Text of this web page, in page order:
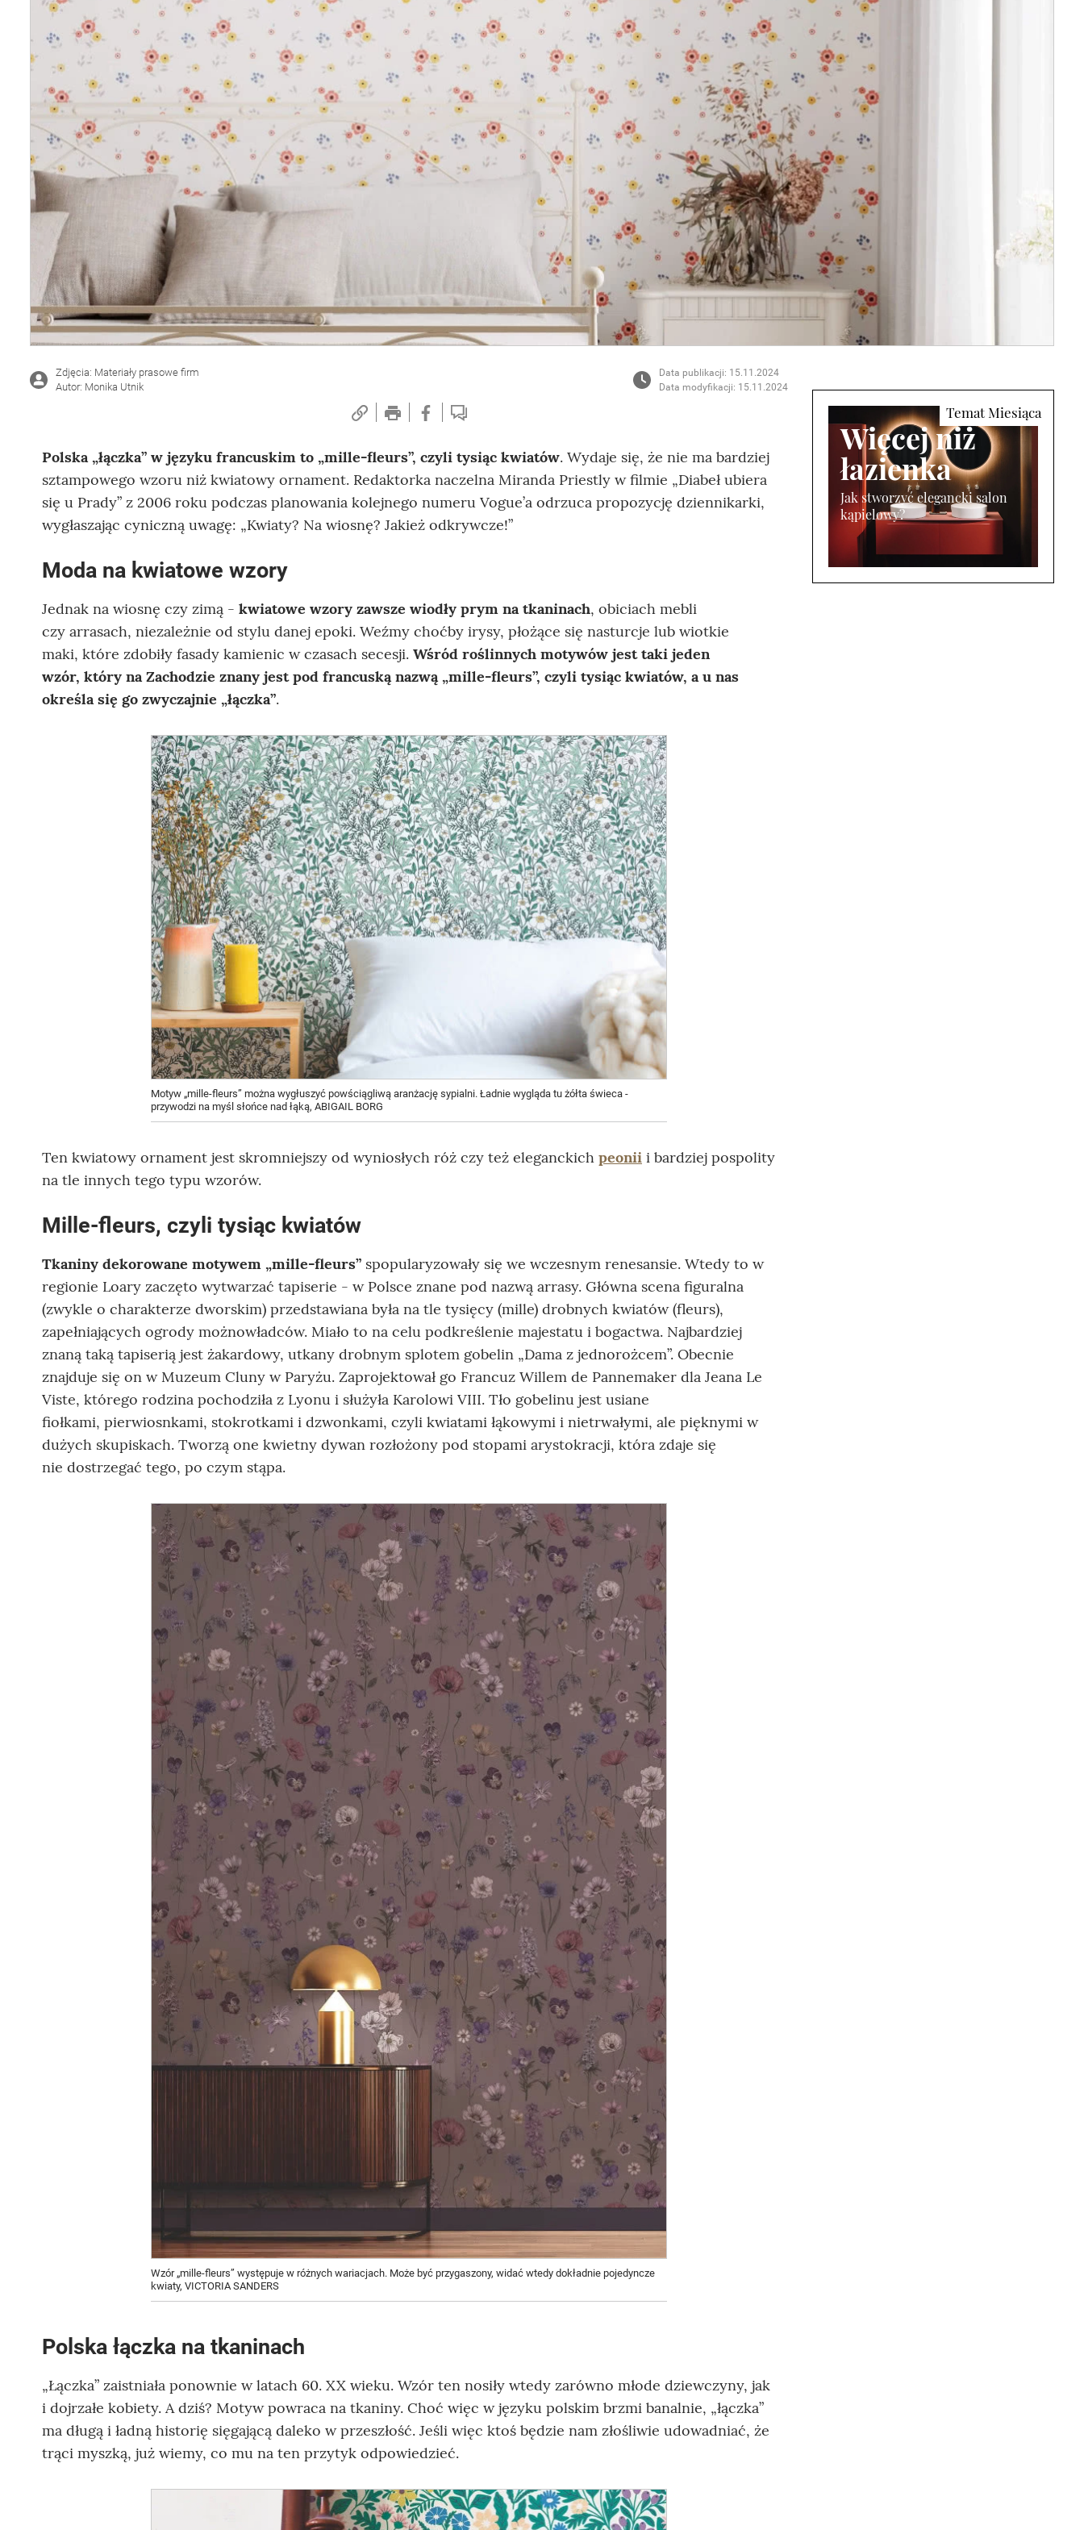
Wellnes
DIY
Zdjęcia: Materiały prasowe firm
Autor: Monika Utnik
Data publikacji: 15.11.2024
Data modyfikacji: 15.11.2024
Polska „łączka” w języku francuskim to „mille-fleurs”, czyli tysiąc kwiatów. Wydaje się, że nie ma bardziej
sztampowego wzoru niż kwiatowy ornament. Redaktorka naczelna Miranda Priestly w filmie „Diabeł ubiera
się u Prady” z 2006 roku podczas planowania kolejnego numeru Vogue’a odrzuca propozycję dziennikarki,
wygłaszając cyniczną uwagę: „Kwiaty? Na wiosnę? Jakież odkrywcze!”
Moda na kwiatowe wzory
Jednak na wiosnę czy zimą - kwiatowe wzory zawsze wiodły prym na tkaninach, obiciach mebli
czy arrasach, niezależnie od stylu danej epoki. Weźmy choćby irysy, płożące się nasturcje lub wiotkie
maki, które zdobiły fasady kamienic w czasach secesji. Wśród roślinnych motywów jest taki jeden
wzór, który na Zachodzie znany jest pod francuską nazwą „mille-fleurs”, czyli tysiąc kwiatów, a u nas
określa się go zwyczajnie „łączka”.
Motyw „mille-fleurs” można wygłuszyć powściągliwą aranżację sypialni. Ładnie wygląda tu żółta świeca -
przywodzi na myśl słońce nad łąką, ABIGAIL BORG
Ten kwiatowy ornament jest skromniejszy od wyniosłych róż czy też eleganckich peonii i bardziej pospolity
na tle innych tego typu wzorów.
Mille-fleurs, czyli tysiąc kwiatów
Tkaniny dekorowane motywem „mille-fleurs” spopularyzowały się we wczesnym renesansie. Wtedy to w
regionie Loary zaczęto wytwarzać tapiserie - w Polsce znane pod nazwą arrasy. Główna scena figuralna
(zwykle o charakterze dworskim) przedstawiana była na tle tysięcy (mille) drobnych kwiatów (fleurs),
zapełniających ogrody możnowładców. Miało to na celu podkreślenie majestatu i bogactwa. Najbardziej
znaną taką tapiserią jest żakardowy, utkany drobnym splotem gobelin „Dama z jednorożcem”. Obecnie
znajduje się on w Muzeum Cluny w Paryżu. Zaprojektował go Francuz Willem de Pannemaker dla Jeana Le
Viste, którego rodzina pochodziła z Lyonu i służyła Karolowi VIII. Tło gobelinu jest usiane
fiołkami, pierwiosnkami, stokrotkami i dzwonkami, czyli kwiatami łąkowymi i nietrwałymi, ale pięknymi w
dużych skupiskach. Tworzą one kwietny dywan rozłożony pod stopami arystokracji, która zdaje się
nie dostrzegać tego, po czym stąpa.
Wzór „mille-fleurs” występuje w różnych wariacjach. Może być przygaszony, widać wtedy dokładnie pojedyncze
kwiaty, VICTORIA SANDERS
Polska łączka na tkaninach
„Łączka” zaistniała ponownie w latach 60. XX wieku. Wzór ten nosiły wtedy zarówno młode dziewczyny, jak
i dojrzałe kobiety. A dziś? Motyw powraca na tkaniny. Choć więc w języku polskim brzmi banalnie, „łączka”
ma długą i ładną historię sięgającą daleko w przeszłość. Jeśli więc ktoś będzie nam złośliwie udowadniać, że
trąci myszką, już wiemy, co mu na ten przytyk odpowiedzieć.
Więcej niż
łazienka
Jak stworzyć elegancki salon
kąpielowy?